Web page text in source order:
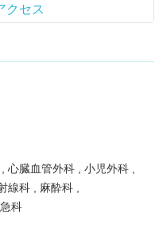
クセス
心臓血管外科
小児外科
線科
麻酔科
科